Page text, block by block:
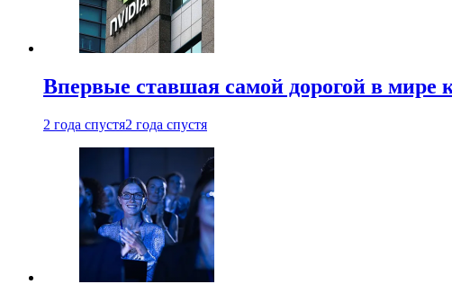
Впервые ставшая самой дорогой в мире
2 года спустя2 года спустя